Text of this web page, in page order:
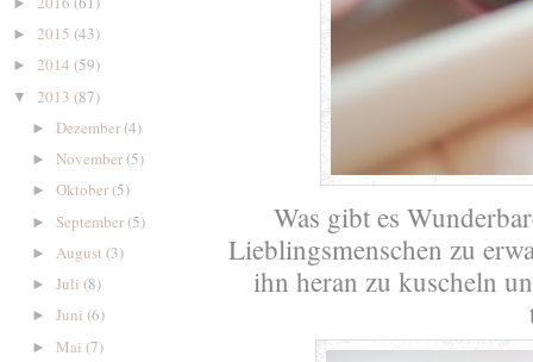
► 2015 (43)
► 2014 (59)
▼ 2013 (87)
► Dezember(4)
► November(5)
► Oktober(5)
► September(5)
► August (3)
► Juli (8)
► Juni (6)
► Mai (7)
Was gibt es
Lieblingsmenschen zu
ihn heran zu kuscheln